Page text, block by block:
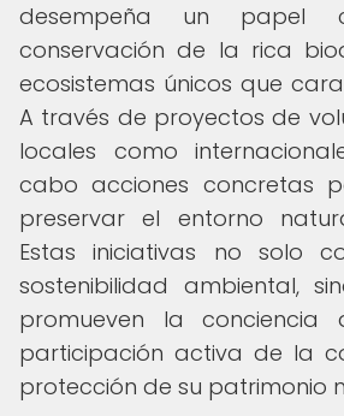
desempeña un papel
conservación de la rica
ecosistemas únicos que
A través de proyectos de
locales como
cabo acciones concretas
preservar el entorno
Estas iniciativas no solo
sostenibilidad ambiental,
promueven la conciencia
participación activa de la
protección de su patrimonio